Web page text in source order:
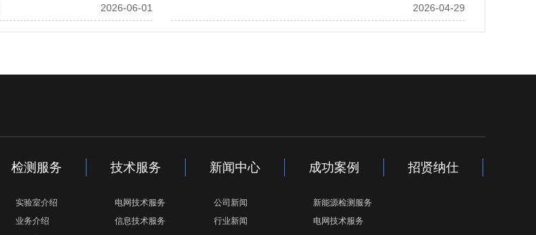
2026-06-01 2026-04-29
一次调频稳电网，AVC试验保安全——新能源风电涉网试验圆满收
检测服务
实验室介绍
业务介绍
技术服务
电网技术服务
信息技术服务
新闻中心
公司新闻
行业新闻
成功案例
新能源检测服务
电网技术服务
招贤纳仕